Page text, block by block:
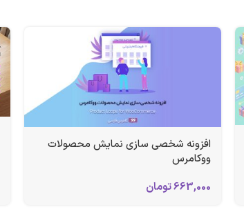
افزونه شخصی سازی نمایش محصولات
ووکامرس
663,000تومان